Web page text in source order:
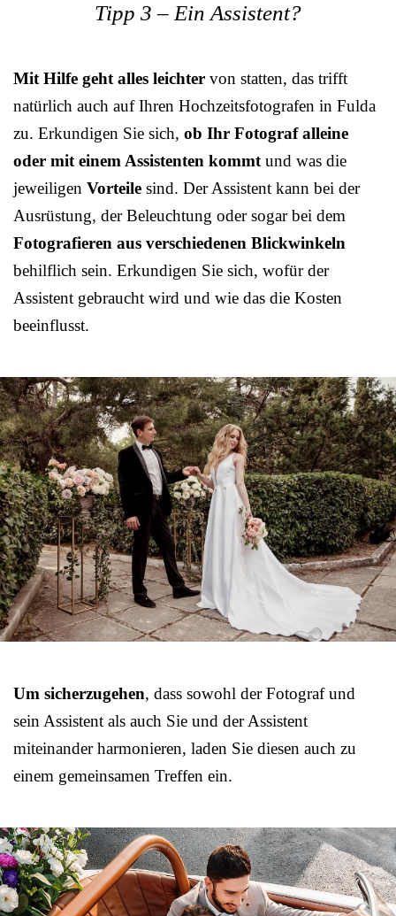
Tipp 3 – Ein Assistent?
Mit Hilfe geht alles leichter von statten, das trifft
natürlich auch auf Ihren Hochzeitsfotografen in Fulda
zu. Erkundigen Sie sich, ob Ihr Fotograf alleine
oder mit einem Assistenten kommt und was die
jeweiligen Vorteile sind. Der Assistent kann bei der
Ausrüstung, der Beleuchtung oder sogar bei dem
Fotografieren aus verschiedenen Blickwinkeln
behilflich sein. Erkundigen Sie sich, wofür der
Assistent gebraucht wird und wie das die Kosten
beeinflusst.
Um sicherzugehen, dass sowohl der Fotograf und
sein Assistent als auch Sie und der Assistent
miteinander harmonieren, laden Sie diesen auch zu
einem gemeinsamen Treffen ein.